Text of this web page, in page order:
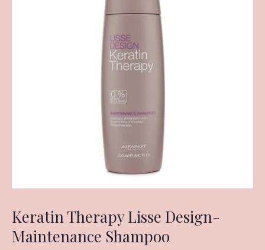
Keratin Therapy Lisse Design-
Maintenance Shampoo